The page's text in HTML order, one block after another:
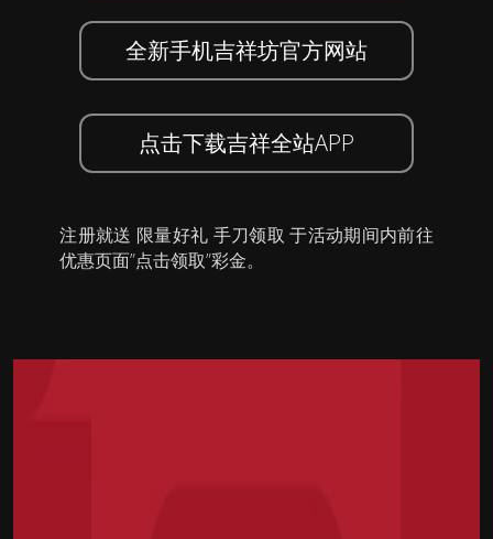
全新手机吉祥坊官方网站
点击下载吉祥全站APP
注册就送 限量好礼 手刀领取 于活动期间内前往
优惠页面”点击领取”彩金。